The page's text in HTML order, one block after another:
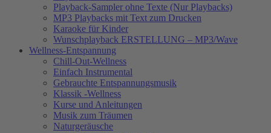
Playback-Sampler ohne Texte (Nur Playbacks)
MP3 Playbacks mit Text zum Drucken
Karaoke für Kinder
Wunschplayback ERSTELLUNG – MP3/Wave
Wellness-Entspannung
Chill-Out-Wellness
Einfach Instrumental
Gebrauchte Entspannungsmusik
Klassik -Wellness
Kurse und Anleitungen
Musik zum Träumen
Naturgeräusche